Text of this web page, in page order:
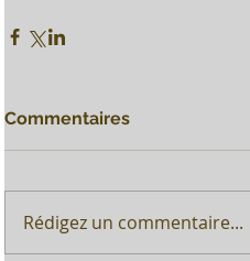
Commentaires
Rédigez un commentaire...